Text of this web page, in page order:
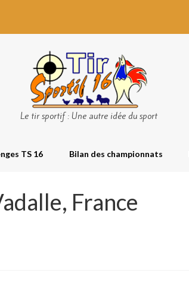
Le tir sportif : Une autre idée du sport
TS 16 Bilan des championnats
France